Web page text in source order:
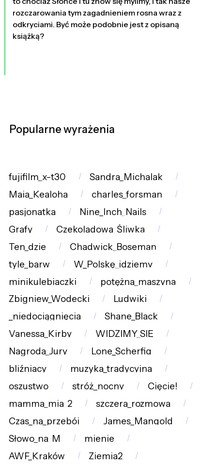
rozczarowania tym zagadnieniem rosna wraz z
odkryciami. Być może podobnie jest z opisaną
książką?
Popularne wyrażenia
fujifilm_x-t30
Sandra_Michalak
Maia_Kealoha
charles_forsman
pasjonatka
Nine_Inch_Nails
Grafy
Czekoladowa_Śliwka
Ten_dzie
Chadwick_Boseman
tyle_barw
W_Polskę_idziemy
minikulebiaczki
potężna_maszyna
Zbigniew_Wodecki
Ludwiki
_niedociągnięcia
Shane_Black
Vanessa_Kirby
WIDZIMY_SIĘ
Nagroda_Jury
Lone_Scherfig
bliźniacy
muzyka_tradycyjna
oszustwo
stróż_nocny
Cięcie!
mamma_mia_2
szczera_rozmowa
Czas_na_przebój
James_Mangold
Słowo_na_M
mienie
AWF_Kraków
Ziemia2